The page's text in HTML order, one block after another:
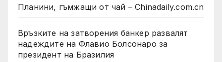
Планини, гъмжащи от чай – Chinadaily.com.cn
Връзките на затворения банкер развалят
надеждите на Флавио Болсонаро за
президент на Бразилия